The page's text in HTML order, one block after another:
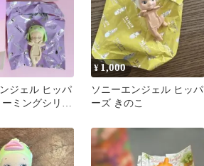
ジェル ヒッパ
ミングシリー
¥ 1,000
ソニーエンジェル ヒッパ
ーズ きのこ